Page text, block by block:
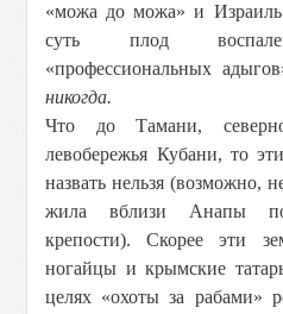
«можа до можа» и
суть плод
«профессиональных
никогда.
Что до Тамани,
левобережья Кубани, то
назвать нельзя (возможно,
жила вблизи Анапы
крепости). Скорее эти
ногайцы и крымские
целях «охоты за рабами»